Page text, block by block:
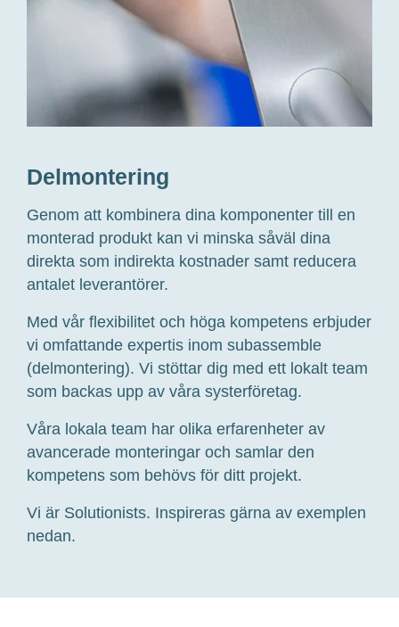
Delmontering
Genom att kombinera dina komponenter till en
monterad produkt kan vi minska såväl dina
direkta som indirekta kostnader samt reducera
antalet leverantörer.
Med vår flexibilitet och höga kompetens erbjuder
vi omfattande expertis inom subassemble
(delmontering). Vi stöttar dig med ett lokalt team
som backas upp av våra systerföretag.
Våra lokala team har olika erfarenheter av
avancerade monteringar och samlar den
kompetens som behövs för ditt projekt.
Vi är Solutionists. Inspireras gärna av exemplen
nedan.